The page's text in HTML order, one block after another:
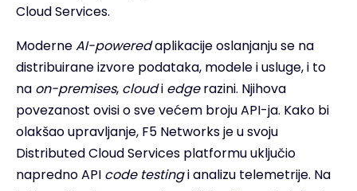
Cloud Services.
ModerneAI-poweredaplikacije oslanjanju se na
distribuirane izvore podataka, modele i usluge, i to
na on-premises, cloudi edgerazini. Njihova
povezanost ovisi o sve većem broju API-ja. Kako bi
olakšao upravljanje, F5 Networks je u svoju
Distributed Cloud Services platformu uključio
napredno API code testingi analizu telemetrije. Na